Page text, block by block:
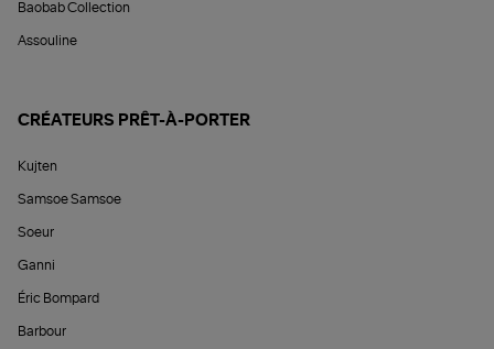
Baobab Collection
Assouline
CRÉATEURS PRÊT-À-PORTER
Kujten
Samsoe Samsoe
Soeur
Ganni
Éric Bompard
Barbour